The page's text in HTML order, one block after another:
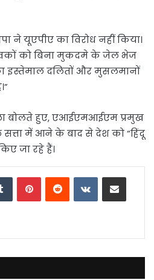
ने यूएपीए का विरोध नहीं किया।
को बिना मुकदमे के जेल भेज
इस्तेमाल दलितों और मुसलमानों
बोलते हुए, एआईएमआईएम प्रमुख
में आने के बाद से देश को “हिंदू
जा रहे हैं।
TumblrPinterestReddit VKontakteShare via Email